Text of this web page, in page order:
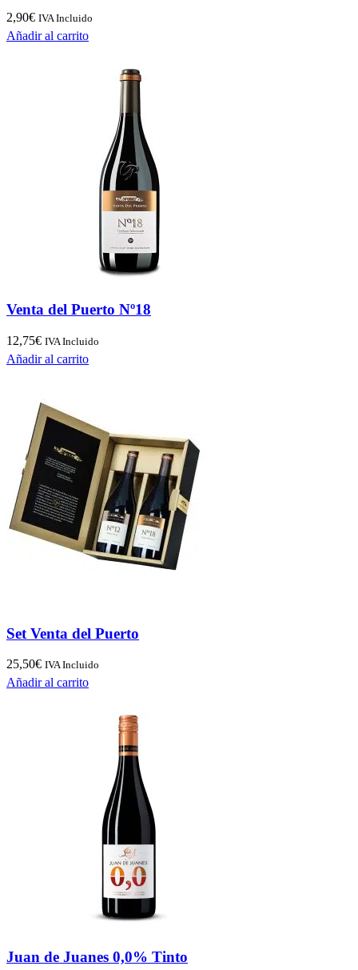
2,90€ IVA Incluido
Añadir al carrito
Venta del Puerto Nº18
12,75€ IVA Incluido
Añadir al carrito
Set Venta del Puerto
25,50€ IVA Incluido
Añadir al carrito
Juan de Juanes 0,0% Tinto